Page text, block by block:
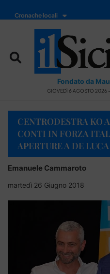
Cronache locali
Fondato da
GIOVEDÌ 6 AGOSTO 2026
CENTRODESTRA KO
CONTI IN FORZA
APERTURE A DE LUCA
Emanuele Cammaroto
martedì 26 Giugno 2018